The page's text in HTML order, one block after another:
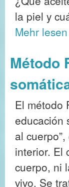
la piel y
Mehr
Método
El método
educación
al
interior. El
cuerpo, ni
vivo. Se